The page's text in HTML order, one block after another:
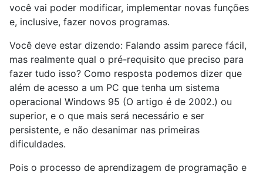
você vai poder modificar, implementar novas funções
e, inclusive, fazer novos programas.
Você deve estar dizendo: Falando assim parece fácil,
mas realmente qual o pré-requisito que preciso para
fazer tudo isso? Como resposta podemos dizer que
além de acesso a um PC que tenha um sistema
operacional Windows 95 (O artigo é de 2002.) ou
superior, e o que mais será necessário e ser
persistente, e não desanimar nas primeiras
dificuldades.
Pois o processo de aprendizagem de programação e